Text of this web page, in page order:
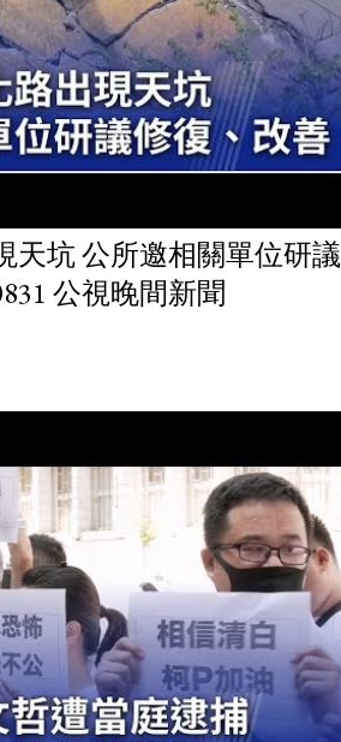
天坑 公所邀相關單位研議
公視晚間新聞